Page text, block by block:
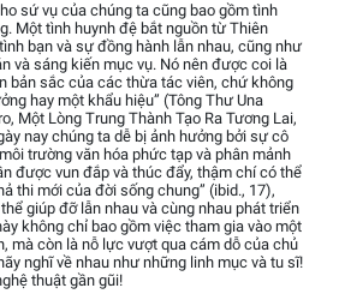
sứ vụ của chúng ta cũng bao gồm tình
Một tình huynh đệ bắt nguồn từ Thiên
bạn và sự đồng hành lẫn nhau, cũng như
và sáng kiến mục vụ. Nó nên được coi là
bản sắc của các thừa tác viên, chứ không
hay một khẩu hiệu” (Tông Thư Una
Một Lòng Trung Thành Tạo Ra Tương Lai,
nay chúng ta dễ bị ảnh hưởng bởi sự cô
trường văn hóa phức tạp và phân mảnh
được vun đắp và thúc đẩy, thậm chí có thể
thi mới của đời sống chung” (ibid., 17),
giúp đỡ lẫn nhau và cùng nhau phát triển
không chỉ bao gồm việc tham gia vào một
mà còn là nỗ lực vượt qua cám dỗ của chủ
nghĩ về nhau như những linh mục và tu sĩ!
thuật gần gũi!